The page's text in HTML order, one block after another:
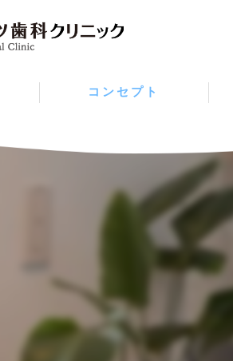
コンセプト